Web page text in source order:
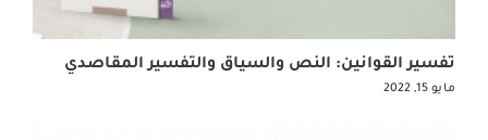
تفسير القوانين: النص والسياق والتفسير المقاصدي
مايو 15, 2022